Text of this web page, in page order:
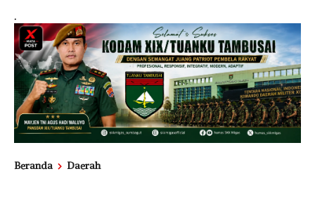
.
Beranda Daerah